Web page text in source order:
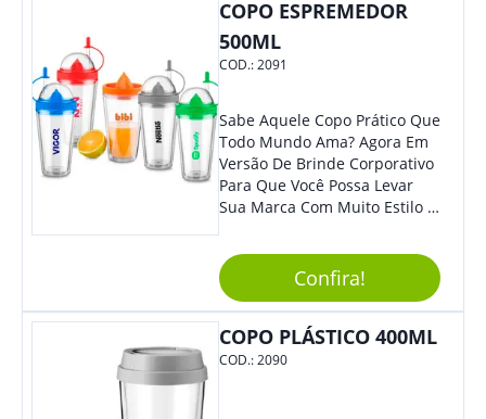
Eles Irão Adorar.
COPO ESPREMEDOR
500ML
COD.:2091
Sabe Aquele Copo Prático Que
Todo Mundo Ama? Agora Em
Versão De Brinde Corporativo
Para Que Você Possa Levar
Sua Marca Com Muito Estilo E
Praticidade À Eventos E Feiras
De Exposição.Confira!
COPO PLÁSTICO 400ML
COD.:2090